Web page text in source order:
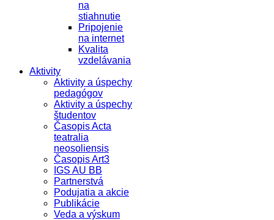
na
stiahnutie
Pripojenie
na internet
Kvalita
vzdelávania
Aktivity
Aktivity a úspechy
pedagógov
Aktivity a úspechy
študentov
Časopis Acta
teatralia
neosoliensis
Časopis Art3
IGS AU BB
Partnerstvá
Podujatia a akcie
Publikácie
Veda a výskum